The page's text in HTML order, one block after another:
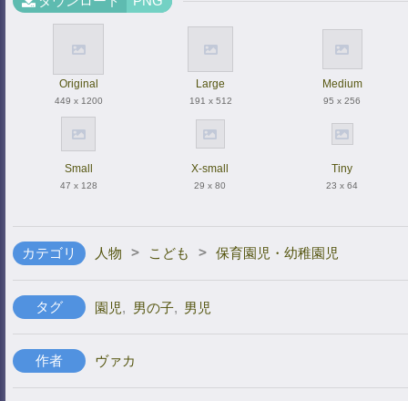
Original
449 x 1200
Large
191 x 512
Medium
95 x 256
Small
47 x 128
X-small
29 x 80
Tiny
23 x 64
カテゴリ 人物 > こども > 保育園児・幼稚園児
タグ 園児, 男の子, 男児
作者 ヴァカ